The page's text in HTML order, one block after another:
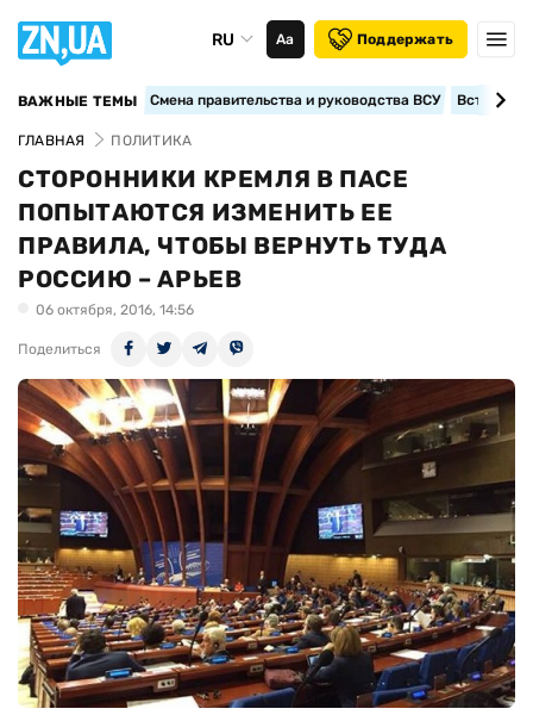
RU Аа Поддержать
ВАЖНЫЕ ТЕМЫ Смена правительства и руководства ВСУ
ГЛАВНАЯ ПОЛИТИКА
СТОРОННИКИ КРЕМЛЯ В ПАСЕ
ПОПЫТАЮТСЯ ИЗМЕНИТЬ ЕЕ
ПРАВИЛА, ЧТОБЫ ВЕРНУТЬ ТУДА
РОССИЮ – АРЬЕВ
06 октября, 2016, 14:56
Поделиться